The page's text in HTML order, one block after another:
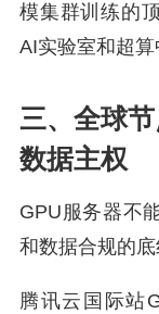
模集群训练的
AI实验室和超算
三、全球
数据主权
GPU服务器不
和数据合规的底
腾讯云国际站